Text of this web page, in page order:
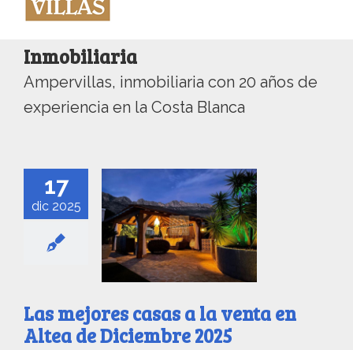
Inmobiliaria
Ampervillas, inmobiliaria con 20 años de
experiencia en la Costa Blanca
17
dic 2025
Las mejores casas a la venta en
Altea de Diciembre 2025